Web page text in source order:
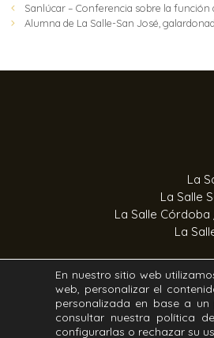
Sanlúcar – Conferencia sobre la
Alumna de La Salle-San José,
La
La Salle
La Salle
La
En nuestro sitio web
web, personalizar el
personalizada en base a
consultar nuestra política
configurarlas o rechazar su